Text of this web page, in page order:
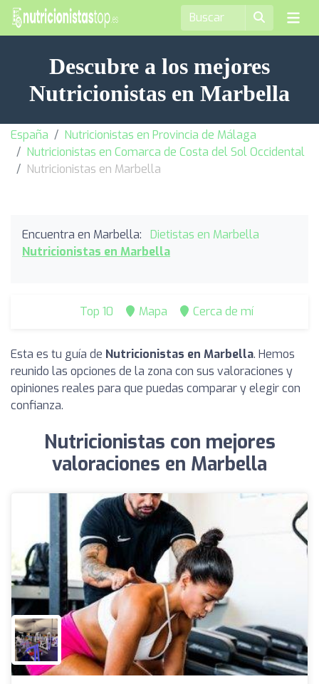
Descubre a los mejores
Nutricionistas en Marbella
España
Nutricionistas en Provincia de Málaga
Nutricionistas en Comarca de Costa del Sol Occidental
Nutricionistas en Marbella
Encuentra en Marbella:
Dietistas en Marbella
Nutricionistas en Marbella
Top 10 Mapa Cerca de mí
Esta es tu guía de Nutricionistas en Marbella. Hemos
reunido las opciones de la zona con sus valoraciones y
opiniones reales para que puedas comparar y elegir con
confianza.
Nutricionistas con mejores
valoraciones en Marbella